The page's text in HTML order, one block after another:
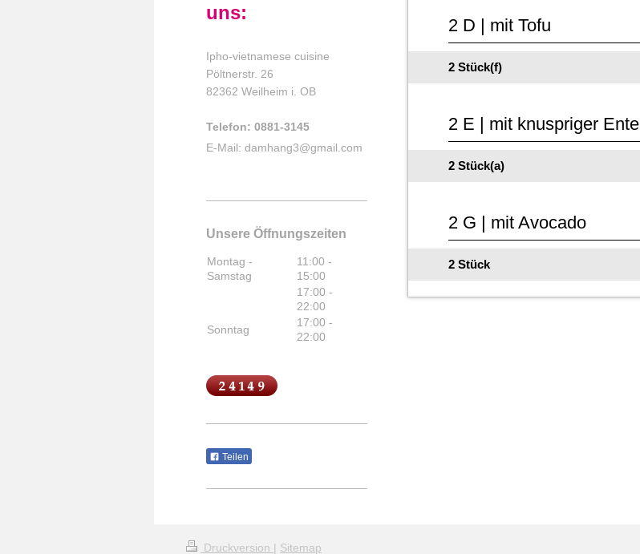
2 D | mit Tofu
2 Stück(f)
2 E | mit knuspriger Ente
2 Stück(a)
2 G | mit Avocado
2 Stück
uns:
Ipho-vietnamese cuisine
Pöltnerstr. 26
82362 Weilheim i. OB
Telefon: 0881-3145
E-Mail: damhang3@gmail.com
Unsere Öffnungszeiten
Montag -
Samstag
11:00 -
15:00
17:00 -
22:00
Sonntag
17:00 -
22:00
Teilen
Druckversion | Sitemap